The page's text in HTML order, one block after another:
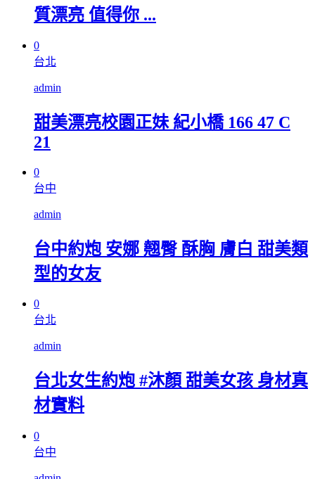
質漂亮 值得你 ...
0
台北
admin
甜美漂亮校園正妹 紀小橋 166 47 C
21
0
台中
admin
台中約炮 安娜 翹臀 酥胸 膚白 甜美類
型的女友
0
台北
admin
台北女生約炮 #沐顏 甜美女孩 身材真
材實料
0
台中